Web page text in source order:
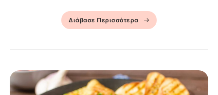
Διάβασε Περισσότερα